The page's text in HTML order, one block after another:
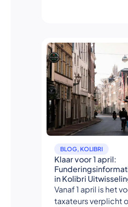
BLOG, KOLIBRI
Klaar voor 1 april:
in Kolibri
Vanaf 1 april is het
taxateurs verplicht